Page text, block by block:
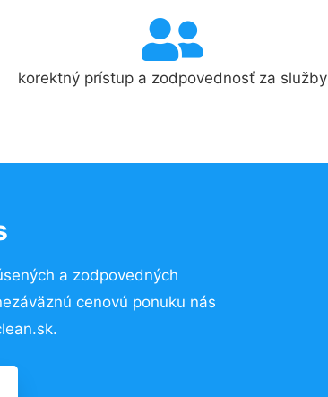
korektný prístup a zodpovednosť za služby
a zodpovedných
cenovú ponuku nás